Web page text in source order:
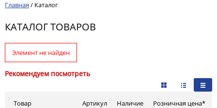
Главная / Каталог
КАТАЛОГ ТОВАРОВ
Элемент не найден
Рекомендуем посмотреть
Товар Артикул Наличие Розничная цена*